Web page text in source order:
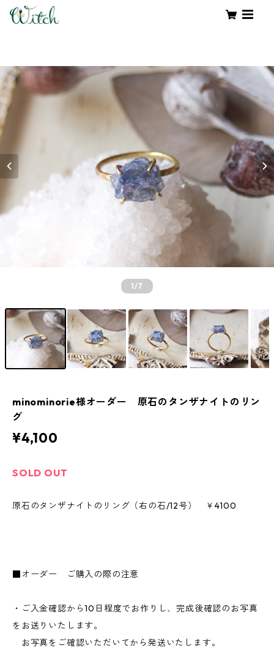
1/7
minominorie様オーダー 原石のタンザナイトのリン
グ
¥4,100
SOLD OUT
原石のタンザナイトのリング（右の石/12号） ￥4100
■オーダー ご購入の際の注意
・ご入金確認から10日程度でお作りし、完成後確認のお写真
をお送りいたします。
お写真をご確認いただいてから発送いたします。